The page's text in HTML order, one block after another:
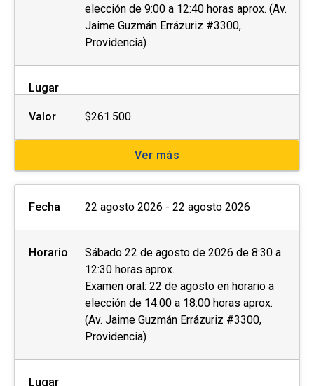
elección de 9:00 a 12:40 horas aprox. (Av.
Jaime Guzmán Errázuriz #3300,
Providencia)
Lugar
Valor $261.500
Ver más
Fecha 22 agosto 2026 - 22 agosto 2026
Horario
Sábado 22 de agosto de 2026 de 8:30 a
12:30 horas aprox.
Examen oral: 22 de agosto en horario a
elección de 14:00 a 18:00 horas aprox.
(Av. Jaime Guzmán Errázuriz #3300,
Providencia)
Lugar